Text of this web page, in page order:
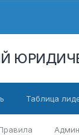
Таблица